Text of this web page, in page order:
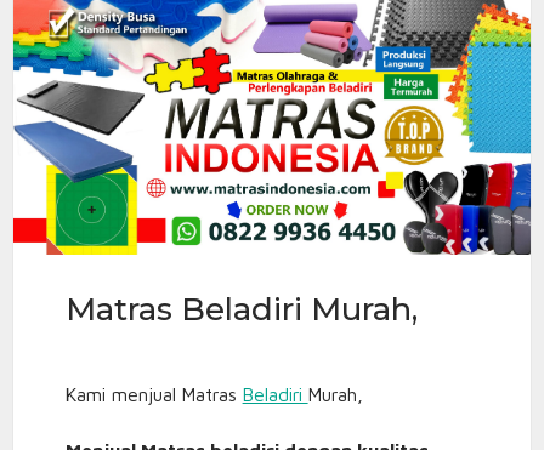
Matras Beladiri Murah,
Kami menjual Matras Beladiri Murah,